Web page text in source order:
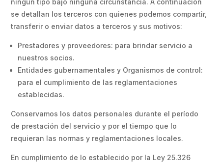
ningún tipo bajo ninguna circunstancia. A continuación
se detallan los terceros con quienes podemos compartir,
transferir o enviar datos a terceros y sus motivos:
Prestadores y proveedores: para brindar servicio a
nuestros socios.
Entidades gubernamentales y Organismos de control:
para el cumplimiento de las reglamentaciones
establecidas.
Conservamos los datos personales durante el período
de prestación del servicio y por el tiempo que lo
requieran las normas y reglamentaciones locales.
En cumplimiento de lo establecido por la Ley 25.326